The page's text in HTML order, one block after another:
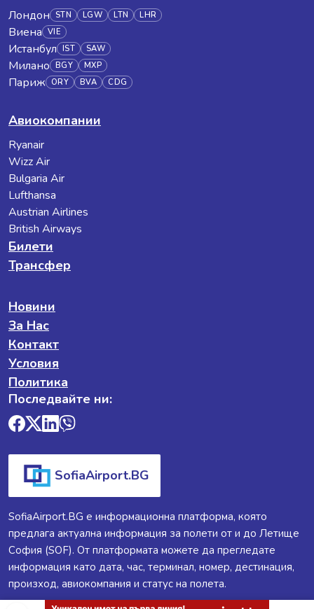
Лондон STN LGW LTN LHR
Виена VIE
Истанбул IST SAW
Милано BGY MXP
Париж ORY BVA CDG
Авиокомпании
Ryanair
Wizz Air
Bulgaria Air
Lufthansa
Austrian Airlines
British Airways
Билети
Трансфер
Новини
За Нас
Контакт
Условия
Политика
Последвайте ни:
SofiaAirport.BG
SofiaAirport.BG е информационна платформа, която
предлага актуална информация за полети от и до Летище
София (SOF). От платформата можете да прегледате
информация като дата, час, терминал, номер, дестинация,
произход, авиокомпания и статус на полета.